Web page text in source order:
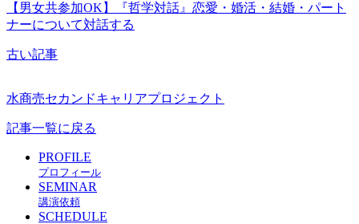
【男女共参加OK】『哲学対話』恋愛・婚活・結婚・パート
ナーについて対話する
古い記事
水商売セカンドキャリアプロジェクト
記事一覧に戻る
PROFILE
プロフィール
SEMINAR
講演依頼
SCHEDULE